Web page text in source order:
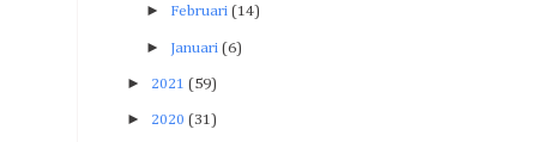
► Februari (14)
► Januari (6)
► 2021 (59)
► 2020 (31)